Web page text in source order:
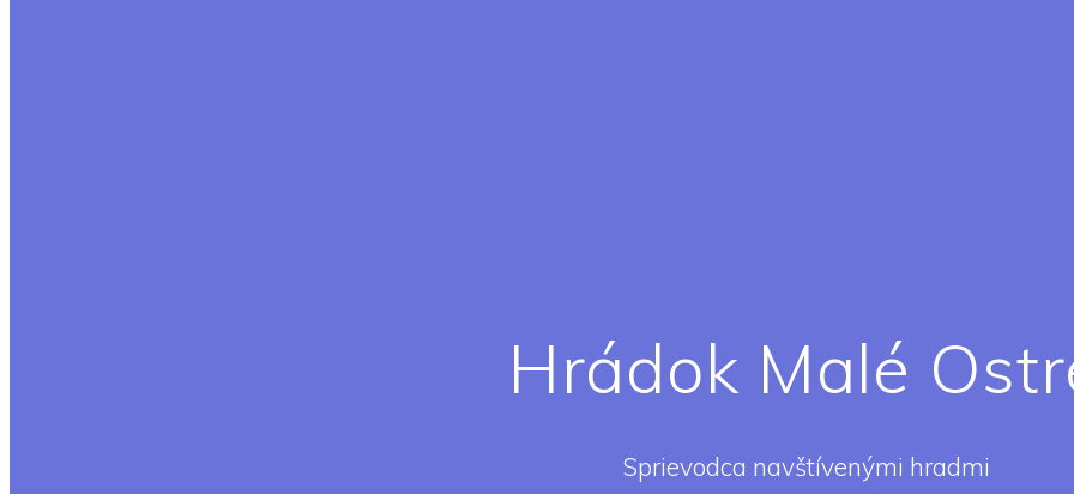
Hrádok Malé
Sprievodca navštívenými hradmi